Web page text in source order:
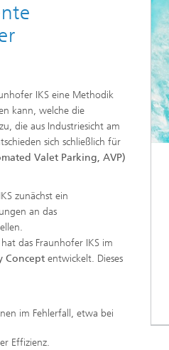
IKS eine Methodik
kann, welche die
die aus Industriesicht am
sich schließlich für
Valet Parking, AVP)
zunächst ein
an das
das Fraunhofer IKS im
Concept entwickelt. Dieses
im Fehlerfall, etwa bei
Effizienz.